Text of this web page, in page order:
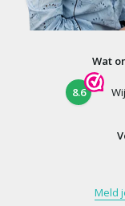
Wat
8.6
Meld